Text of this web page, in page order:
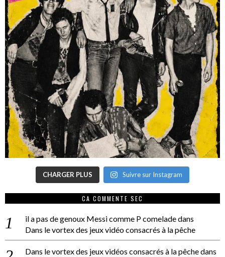
CHARGER PLUS Suivre sur Instagram
CA COMMENTE SEC
il a pas de genoux Messi comme P comeladedans
Dans le vortex des jeux vidéo consacrés à la pêche
Dans le vortex des jeux vidéos consacrés à la pêchedans